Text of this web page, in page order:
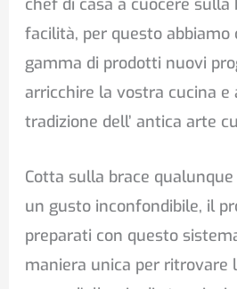
chef di casa a cuocere sulla
facilità, per questo abbiamo
gamma di prodotti nuovi
arricchire la vostra cucina e
tradizione dell’ antica arte
Cotta sulla brace
un gusto inconfondibile, il
preparati con questo
maniera unica per ritrovare